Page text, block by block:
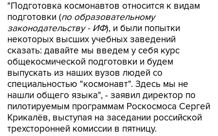
"Подготовка космонавтов относится к видам
подготовки (по образовательному
законодательству - ИФ), и были попытки
некоторых высших учебных заведений
сказать: давайте мы введем у себя курс
общекосмической подготовки и будем
выпускать из наших вузов людей со
специальностью "космонавт". Здесь мы не
нашли общего языка", - заявил директор по
пилотируемым программам Роскосмоса Сергей
Крикалёв, выступая на заседании российской
трехсторонней комиссии в пятницу.